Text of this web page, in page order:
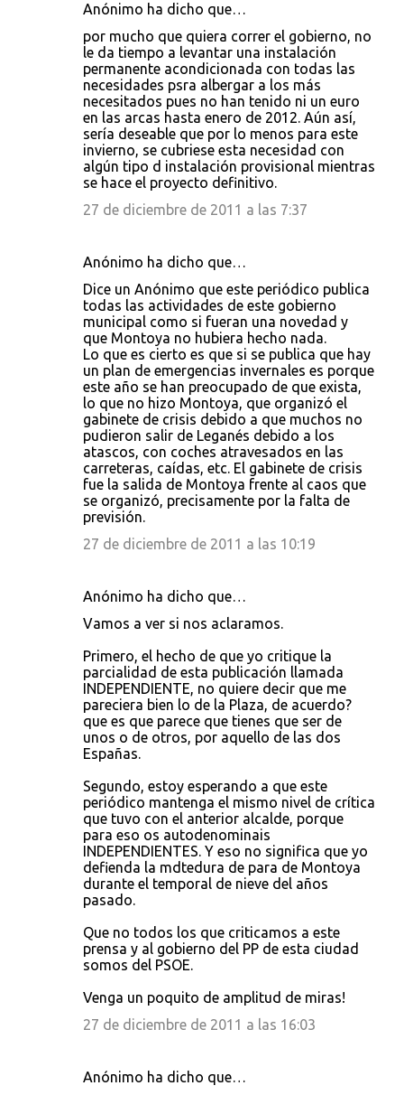
Anónimo ha dicho que…
por mucho que quiera correr el gobierno, no
le da tiempo a levantar una instalación
permanente acondicionada con todas las
necesidades psra albergar a los más
necesitados pues no han tenido ni un euro
en las arcas hasta enero de 2012. Aún así,
sería deseable que por lo menos para este
invierno, se cubriese esta necesidad con
algún tipo d instalación provisional mientras
se hace el proyecto definitivo.
27 de diciembre de 2011 a las 7:37
Anónimo ha dicho que…
Dice un Anónimo que este periódico publica
todas las actividades de este gobierno
municipal como si fueran una novedad y
que Montoya no hubiera hecho nada.
Lo que es cierto es que si se publica que hay
un plan de emergencias invernales es porque
este año se han preocupado de que exista,
lo que no hizo Montoya, que organizó el
gabinete de crisis debido a que muchos no
pudieron salir de Leganés debido a los
atascos, con coches atravesados en las
carreteras, caídas, etc. El gabinete de crisis
fue la salida de Montoya frente al caos que
se organizó, precisamente por la falta de
previsión.
27 de diciembre de 2011 a las 10:19
Anónimo ha dicho que…
Vamos a ver si nos aclaramos.
Primero, el hecho de que yo critique la
parcialidad de esta publicación llamada
INDEPENDIENTE, no quiere decir que me
pareciera bien lo de la Plaza, de acuerdo?
que es que parece que tienes que ser de
unos o de otros, por aquello de las dos
Españas.
Segundo, estoy esperando a que este
periódico mantenga el mismo nivel de crítica
que tuvo con el anterior alcalde, porque
para eso os autodenominais
INDEPENDIENTES. Y eso no significa que yo
defienda la mdtedura de para de Montoya
durante el temporal de nieve del años
pasado.
Que no todos los que criticamos a este
prensa y al gobierno del PP de esta ciudad
somos del PSOE.
Venga un poquito de amplitud de miras!
27 de diciembre de 2011 a las 16:03
Anónimo ha dicho que…